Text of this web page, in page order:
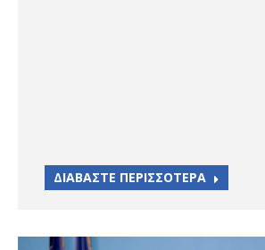
ΔΙΑΒΑΣΤΕ ΠΕΡΙΣΣΟΤΕΡΑ